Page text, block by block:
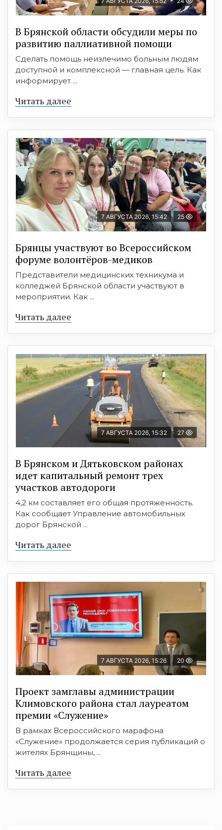
В Брянской области обсудили меры по
развитию паллиативной помощи
Сделать помощь неизлечимо больным людям
доступной и комплексной — главная цель. Как
информирует ...
Читать далее
7 АВГУСТА 2026, 15:42 25
Брянцы участвуют во Всероссийском
форуме волонтёров-медиков
Представители медицинских техникума и
колледжей Брянской области участвуют в
мероприятии. Как ...
Читать далее
7 АВГУСТА 2026, 15:32 27
В Брянском и Дятьковском районах
идет капитальный ремонт трех
участков автодороги
4,2 км составляет его общая протяженность.
Как сообщает Управление автомобильных
дорог Брянской ...
Читать далее
7 АВГУСТА 2026, 15:26 20
Проект замглавы администрации
Климовского района стал лауреатом
премии «Служение»
В рамках Всероссийского марафона
«Служение» продолжается серия публикаций о
жителях Брянщины, ...
Читать далее